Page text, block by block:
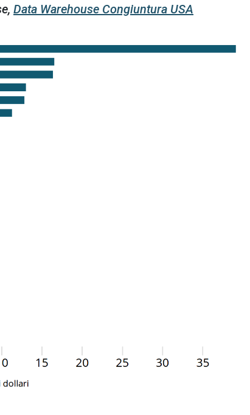
Data Warehouse Congiuntura USA